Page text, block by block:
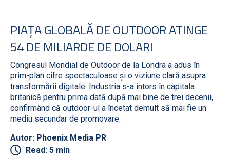
PIAȚA GLOBALĂ DE OUTDOOR ATINGE
54 DE MILIARDE DE DOLARI
Congresul Mondial de Outdoor de la Londra a adus în
prim-plan cifre spectaculoase și o viziune clară asupra
transformării digitale. Industria s-a întors în capitala
britanică pentru prima dată după mai bine de trei decenii,
confirmând că outdoor-ul a încetat demult să mai fie un
mediu secundar de promovare.
Autor: Phoenix Media PR
Read: 5 min